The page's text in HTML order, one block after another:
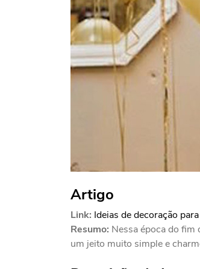
Artigo
Link: Ideias de decoração
Resumo: Nessa época do fim
um jeito muito simple e